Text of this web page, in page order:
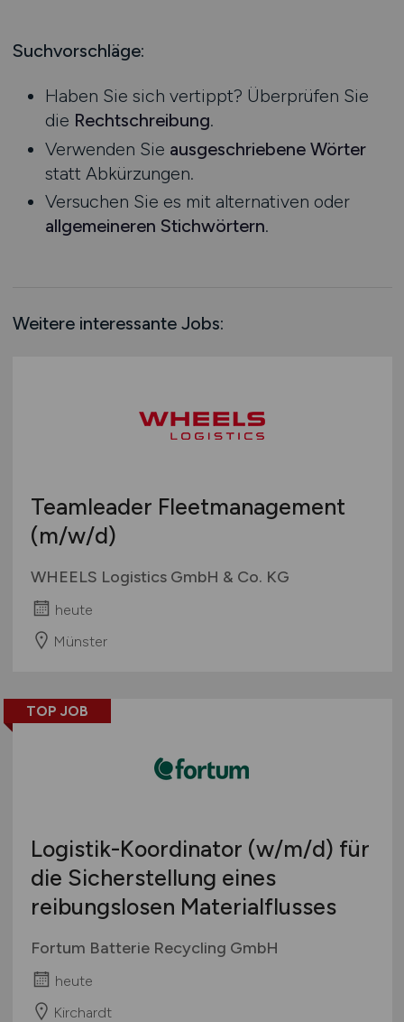
Schienen- / Straßen- / Luft- / Seefracht
Supply Chain Management
Vertrieb / Verkauf / Handel
Zoll / Behörden
Sonstige
Mecklenburg-Vorpommern
Nordrhein-Westfalen
Rheinland-Pfalz
Saarland
Sachsen
Sachsen-Anhalt
Schleswig-Holstein
Schweiz
Suchvorschläge:
Haben Sie sich vertippt? Überprüfen Sie
die Rechtschreibung.
Verwenden Sie ausgeschriebene Wörter
statt Abkürzungen.
Versuchen Sie es mit alternativen oder
allgemeineren Stichwörtern.
Weitere interessante Jobs:
Teamleader Fleetmanagement
(m/w/d)
WHEELS Logistics GmbH & Co. KG
heute
Münster
TOP JOB
Logistik-Koordinator (w/m/d) für
die Sicherstellung eines
reibungslosen Materialflusses
Fortum Batterie Recycling GmbH
heute
Kirchardt